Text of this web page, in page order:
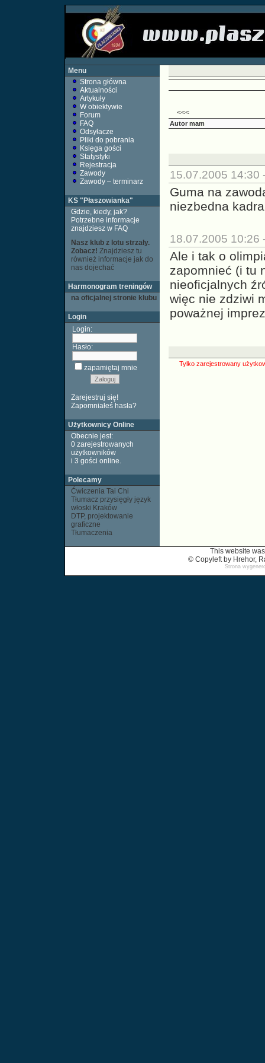
Menu
Strona główna
Aktualności
Artykuły
W obiektywie
Forum
FAQ
Odsyłacze
Pliki do pobrania
Księga gości
Statystyki
Rejestracja
Zawody
Zawody – terminarz
KS "Płaszowianka"
Gdzie, kiedy, jak?
Potrzebne informacje
znajdziesz w FAQ
Nasz klub z lotu strzały.
Zobacz! Znajdziesz tu
również informacje jak do
nas dojechać
Harmonogram treningów
na oficjalnej stronie klubu
Login
Login:
Hasło:
zapamiętaj mnie
Zarejestruj się!
Zapomniałeś hasła?
Użytkownicy Online
Obecnie jest:
0 zarejestrowanych
użytkowników
i 3 gości online.
Polecamy
Ćwiczenia Tai Chi
Tłumacz przysięgły język
włoski Kraków
DTP, projektowanie
graficzne
Tłumaczenia
<<<
Autor mam
15.07.2005 14:30
Guma na
niezbedna
18.07.2005 10:26
Ale i tak o
zapomnieć (i tu
nieoficjalnych
więc nie zdziwi
poważnej
Tylko zarejestrowany
This website
© Copyleft by Hrehor,
Strona